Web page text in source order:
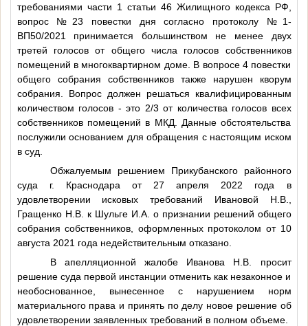
требованиями части 1 статьи 46 Жилищного кодекса РФ,
вопрос №23 повестки дня согласно протоколу №1-
ВП50/2021 принимается большинством не менее двух
третей голосов от общего числа голосов собственников
помещений в многоквартирном доме. В вопросе 4 повестки
общего собрания собственников также нарушен кворум
собрания. Вопрос должен решаться квалифицированным
количеством голосов - это 2/3 от количества голосов всех
собственников помещений в МКД. Данные обстоятельства
послужили основанием для обращения с настоящим иском
в суд.
Обжалуемым решением Прикубанского районного
суда г. Краснодара от 27 апреля 2022 года в
удовлетворении исковых требований Ивановой Н.В.,
Гращенко Н.В. к Шульге И.А. о признании решений общего
собрания собственников, оформленных протоколом от 10
августа 2021 года недействительным отказано.
В апелляционной жалобе Иванова Н.В. просит
решение суда первой инстанции отменить как незаконное и
необоснованное, вынесенное с нарушением норм
материального права и принять по делу новое решение об
удовлетворении заявленных требований в полном объеме.